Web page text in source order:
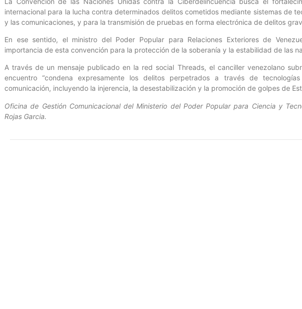
internacional para la lucha contra determinados delitos cometidos mediante sistemas de
y las comunicaciones, y para la transmisión de pruebas en forma electrónica de delitos
En ese sentido, el ministro del Poder Popular para Relaciones Exteriores de
importancia de esta convención para la protección de la soberanía y la estabilidad de las
A través de un mensaje publicado en la red social Threads, el canciller venezolano
encuentro “condena expresamente los delitos perpetrados a través de
comunicación, incluyendo la injerencia, la desestabilización y la promoción de golpes de
Oficina de Gestión Comunicacional del Ministerio del Poder Popular para Ciencia y
Rojas Garcia.